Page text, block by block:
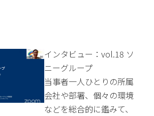
インタビュー：vol.18 ソ
ニーグループ
当事者一人ひとりの所属
会社や部署、個々の環境
などを総合的に鑑みて、